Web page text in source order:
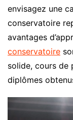
envisagez une
conservatoire
avantages
conservatoire
solide, cours de
diplômes